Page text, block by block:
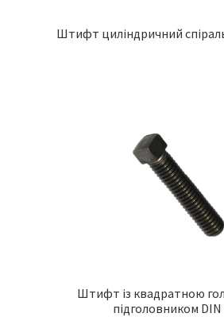
Штифт циліндричний
Штифт із квадратною
підголовником DIN